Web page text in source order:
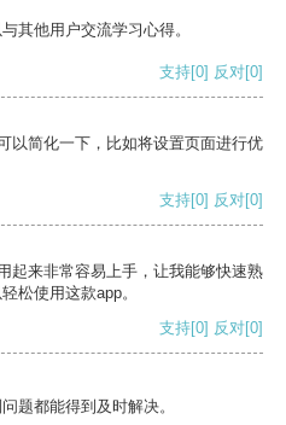
其他用户交流学习心得。
支持[0] 反对[0]
以简化一下，比如将设置页面进行优
支持[0] 反对[0]
起来非常容易上手，让我能够快速熟
松使用这款app。
支持[0] 反对[0]
题都能得到及时解决。